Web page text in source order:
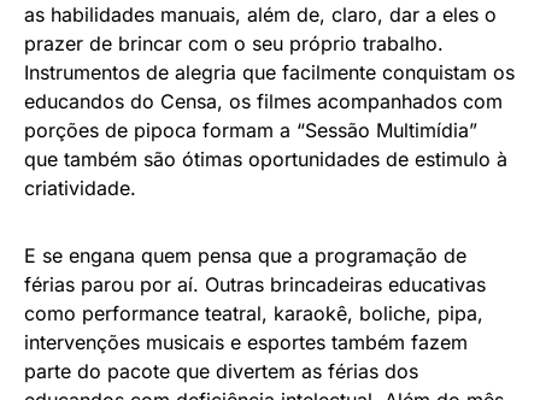
as habilidades manuais, além de, claro, dar a eles o
prazer de brincar com o seu próprio trabalho.
Instrumentos de alegria que facilmente conquistam os
educandos do Censa, os filmes acompanhados com
porções de pipoca formam a “Sessão Multimídia”
que também são ótimas oportunidades de estimulo à
criatividade.
E se engana quem pensa que a programação de
férias parou por aí. Outras brincadeiras educativas
como performance teatral, karaokê, boliche, pipa,
intervenções musicais e esportes também fazem
parte do pacote que divertem as férias dos